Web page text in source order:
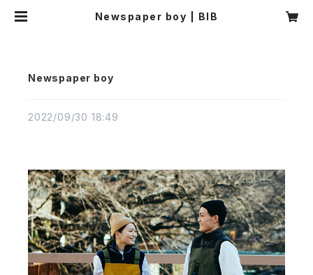
Newspaper boy | BIB
Newspaper boy
2022/09/30 18:49